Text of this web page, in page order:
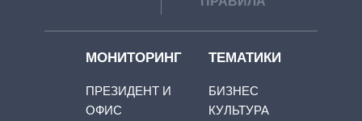
МОНИТОРИНГ
ПРЕЗИДЕНТ И
ОФИС
ТЕМАТИКИ
БИЗНЕС
КУЛЬТУРА